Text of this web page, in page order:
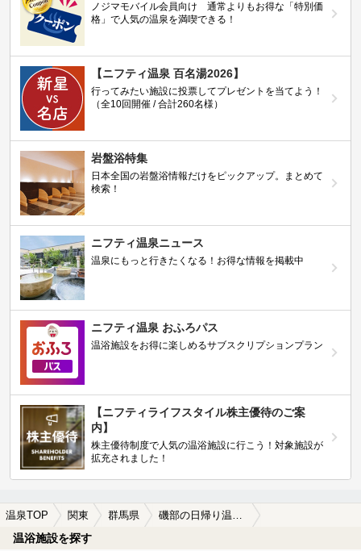
ノジマモバイル会員向け 通常よりもお得な「特別価
格」で人気の温泉を満喫できる！
【ニフティ温泉 百名湯2026】
行ってみたい施設に投票してプレゼントを当てよう！
（全10回開催 / 合計260名様）
岩盤浴特集
日本全国の岩盤浴情報だけをピックアップ。まとめて
検索！
ニフティ温泉ニュース
温泉にもっと行きたくなる！お得な情報を掲載中
ニフティ温泉 おふろパス
温浴施設をお得に楽しめるサブスクリプションプラン
【ニフティライフスタイル株主優待のご案
内】
株主優待制度で人気の温浴施設に行こう！対象施設が
拡充されました！
温泉TOP 関東 群馬県 磯部の日帰り温泉、スーパー銭湯おすすめ
温浴施設を探す